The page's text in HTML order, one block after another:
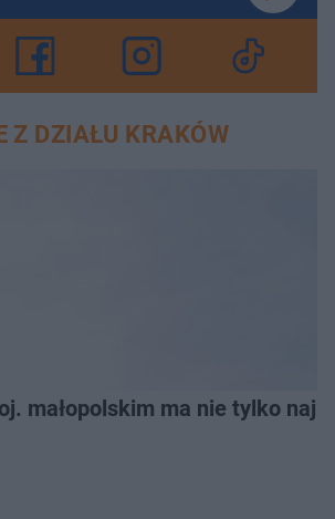
Z DZIAŁU KRAKÓW
małopolskim ma nie tylko